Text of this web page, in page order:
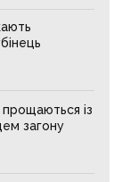
із
загону